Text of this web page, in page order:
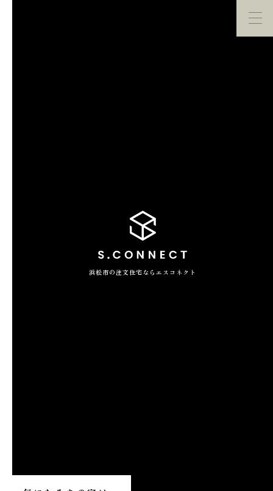
ACCESS MAP
浜松市の注文住宅ならエスコネクト